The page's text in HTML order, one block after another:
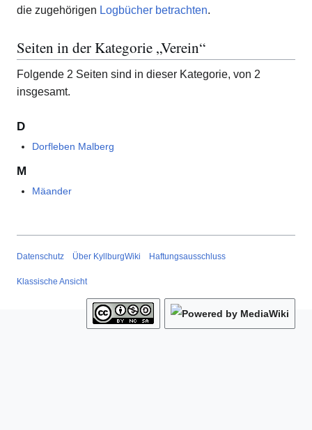
die zugehörigen Logbücher betrachten.
Seiten in der Kategorie „Verein“
Folgende 2 Seiten sind in dieser Kategorie, von 2
insgesamt.
D
Dorfleben Malberg
M
Mäander
Datenschutz Über KyllburgWiki Haftungsausschluss
Klassische Ansicht